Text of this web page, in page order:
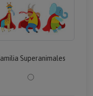
Superanimales